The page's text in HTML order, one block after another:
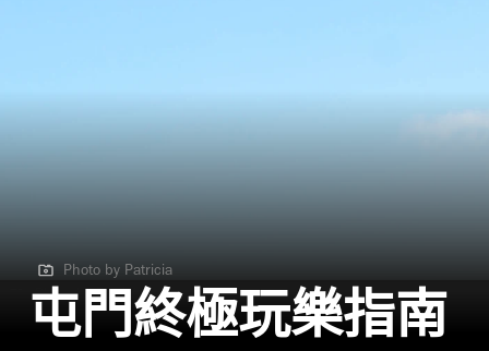
Photo by Patricia
Photo by Patricia
屯門終極玩樂指南